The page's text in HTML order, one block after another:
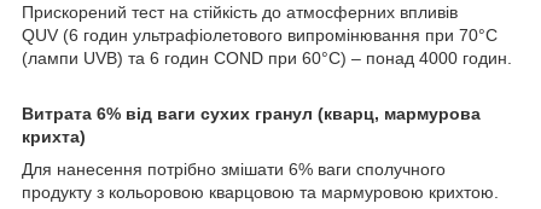
Прискорений тест на стійкість до атмосферних впливів
QUV (6 годин ультрафіолетового випромінювання при 70°C
(лампи UVB) та 6 годин COND при 60°C) – понад 4000 годин.
Витрата 6% від ваги сухих гранул (кварц, мармурова
крихта)
Для нанесення потрібно змішати 6% ваги сполучного
продукту з кольоровою кварцовою та мармуровою крихтою.